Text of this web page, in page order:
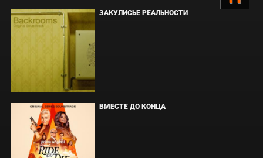
ЗАКУЛИСЬЕ РЕАЛЬНОСТИ
ВМЕСТЕ ДО КОНЦА